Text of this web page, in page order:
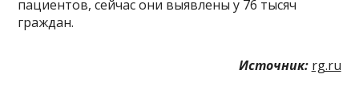
пациентов, сейчас они выявлены у 76 тысяч
граждан.
Источник: rg.ru